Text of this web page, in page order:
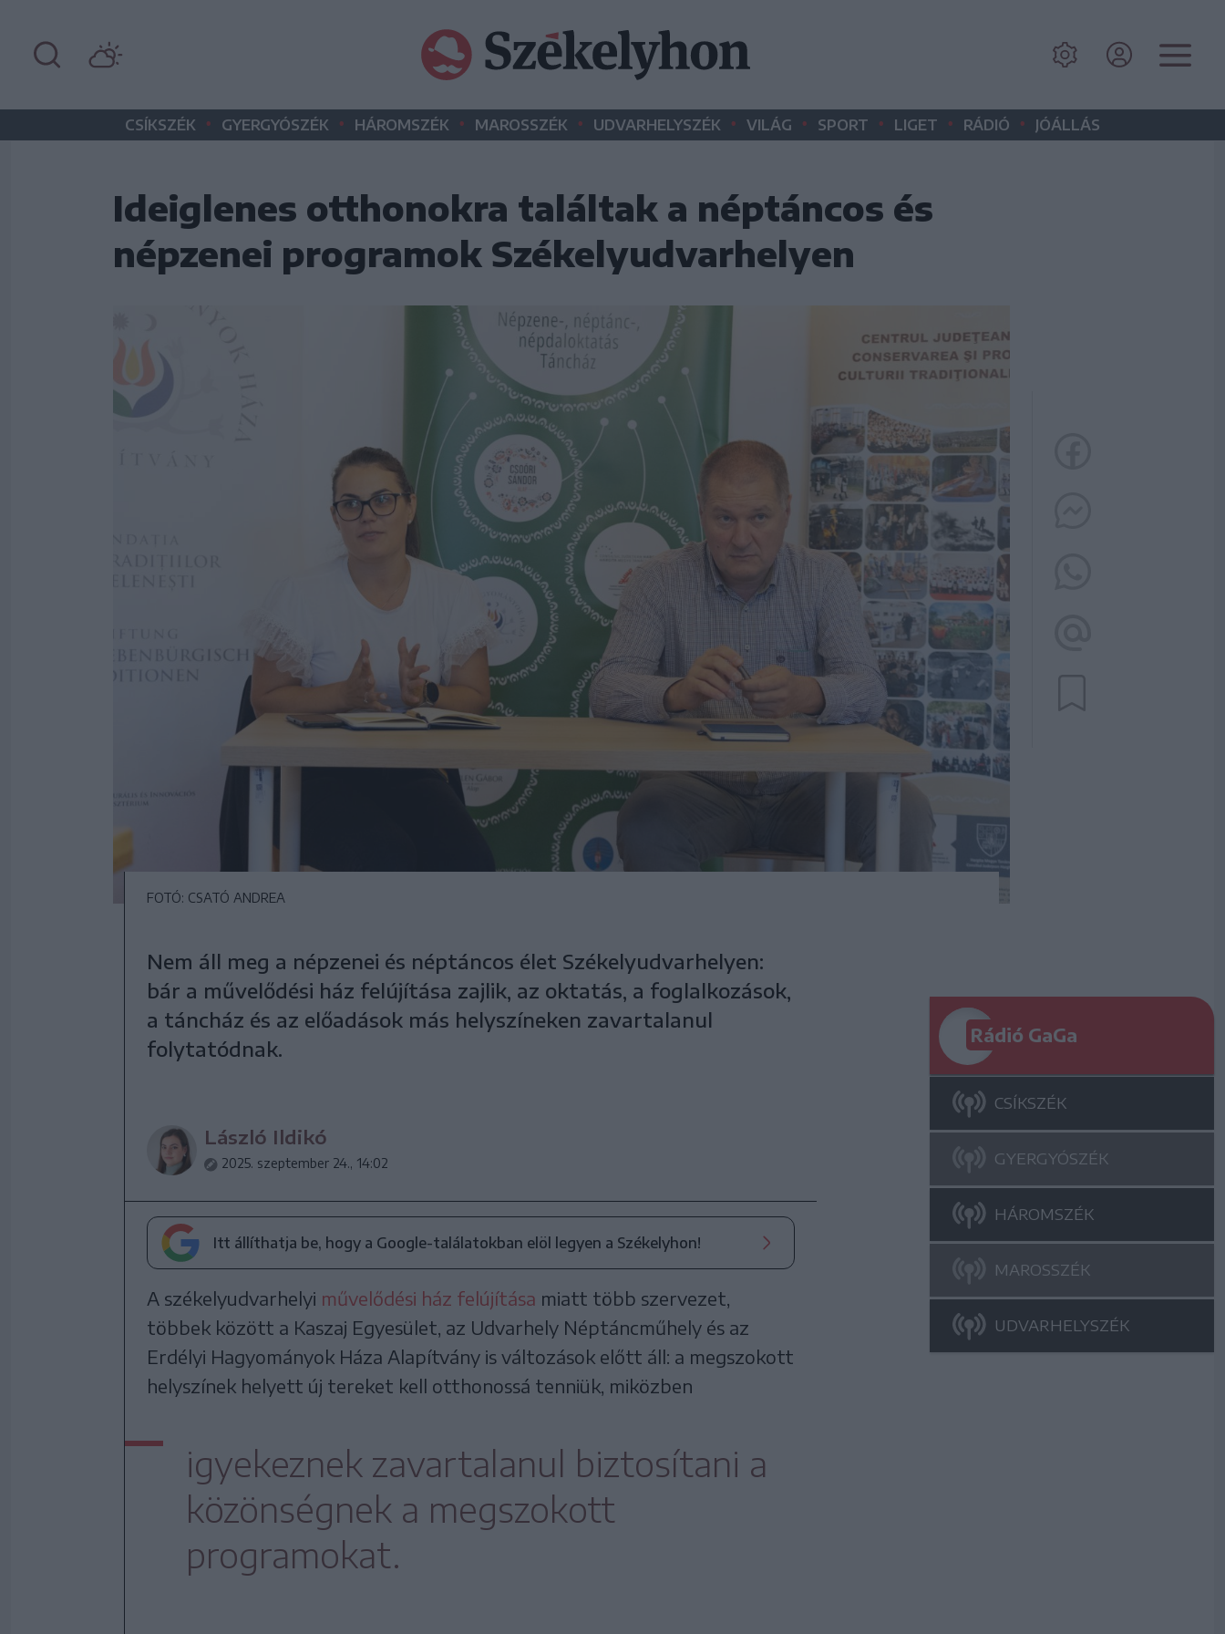
CSÍKSZÉK • GYERGYÓSZÉK • HÁROMSZÉK • MAROSSZÉK • UDVARHELYSZÉK • VILÁG • SPORT • LIGET • RÁDIÓ • JÓÁLLÁS
Ideiglenes otthonokra találtak a néptáncos és
népzenei programok Székelyudvarhelyen
FOTÓ: CSATÓ ANDREA
Nem áll meg a népzenei és néptáncos élet Székelyudvarhelyen:
bár a művelődési ház felújítása zajlik, az oktatás, a foglalkozások,
a táncház és az előadások más helyszíneken zavartalanul
folytatódnak.
László Ildikó
2025. szeptember 24., 14:02
Itt állíthatja be, hogy a Google-találatokban elöl legyen a Székelyhon!
A székelyudvarhelyi művelődési ház felújítása miatt több szervezet,
többek között a Kaszaj Egyesület, az Udvarhely Néptáncműhely és az
Erdélyi Hagyományok Háza Alapítvány is változások előtt áll: a megszokott
helyszínek helyett új tereket kell otthonossá tenniük, miközben
igyekeznek zavartalanul biztosítani a
közönségnek a megszokott
programokat.
Rádió GaGa
CSÍKSZÉK
GYERGYÓSZÉK
HÁROMSZÉK
MAROSSZÉK
UDVARHELYSZÉK